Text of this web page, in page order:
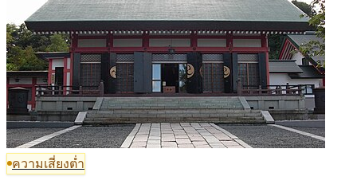
ความเสี่ยงต่ำ